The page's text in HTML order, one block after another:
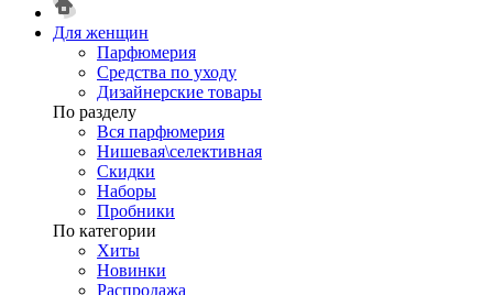
Для женщин
Парфюмерия
Средства по уходу
Дизайнерские товары
По разделу
Вся парфюмерия
Нишевая\селективная
Скидки
Наборы
Пробники
По категории
Хиты
Новинки
Распродажа